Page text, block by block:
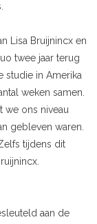
Lisa Bruijnincx en
twee jaar terug
studie in Amerika
weken samen.
we ons niveau
gebleven waren.
tijdens dit
aan de